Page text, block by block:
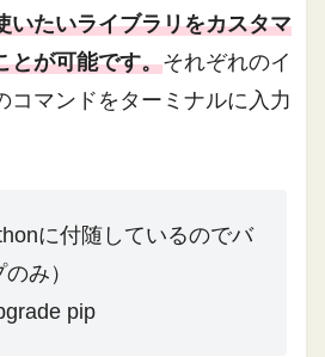
いたいライブラリをカスタマ
とが可能です。それぞれのイ
コマンドをターミナルに入力
に付随しているのでバ
み）
pip